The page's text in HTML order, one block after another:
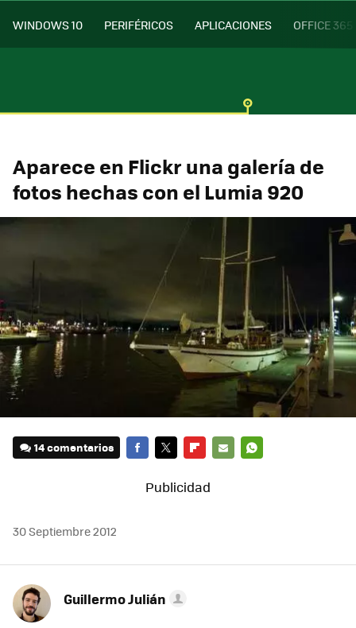
WINDOWS 10 PERIFÉRICOS APLICACIONES OFFICE 365
Aparece en Flickr una galería de
fotos hechas con el Lumia 920
14 comentarios
30 Septiembre 2012
Guillermo Julián